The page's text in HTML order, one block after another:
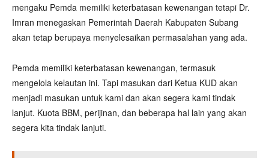
mengaku Pemda memiliki keterbatasan kewenangan tetapi Dr.
Imran menegaskan Pemerintah Daerah Kabupaten Subang
akan tetap berupaya menyelesaikan permasalahan yang ada.
Pemda memiliki keterbatasan kewenangan, termasuk
mengelola kelautan ini. Tapi masukan dari Ketua KUD akan
menjadi masukan untuk kami dan akan segera kami tindak
lanjut. Kuota BBM, perijinan, dan beberapa hal lain yang akan
segera kita tindak lanjuti.